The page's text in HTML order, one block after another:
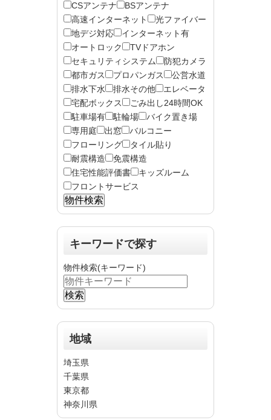
CSアンテナ
BSアンテナ
高速インターネット
光ファイバー
地デジ対応
インターネット有
オートロック
TVドアホン
セキュリティシステム
防犯カメラ
都市ガス
プロパンガス
公営水道
排水下水
排水その他
エレベータ
宅配ボックス
ごみ出し24時間OK
駐車場有
駐輪場
バイク置き場
専用庭
出窓
バルコニー
フローリング
タイル貼り
耐震構造
免震構造
住宅性能評価書
キッズルーム
フロントサービス
キーワードで探す
物件検索(キーワード)
地域
埼玉県
千葉県
東京都
神奈川県